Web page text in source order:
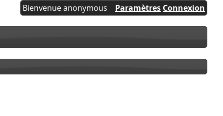
Bienvenue anonymous Paramètres Connexion